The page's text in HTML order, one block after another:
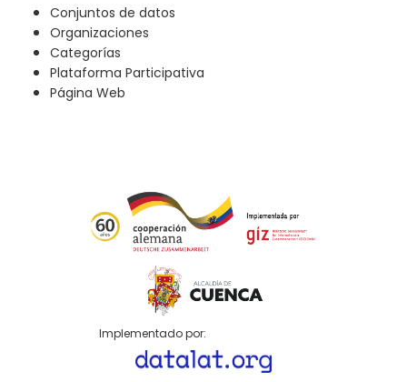
Conjuntos de datos
Organizaciones
Categorías
Plataforma Participativa
Página Web
Implementado por: